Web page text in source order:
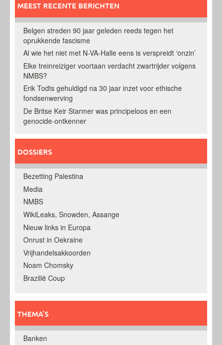
MEEST RECENTE BERICHTEN
Belgen streden 90 jaar geleden reeds tegen het
oprukkende fascisme
Al wie het niet met N-VA-Halle eens is verspreidt ‘onzin’
Elke treinreiziger voortaan verdacht zwartrijder volgens
NMBS?
Erik Todts gehuldigd na 30 jaar inzet voor ethische
fondsenwerving
De Britse Keir Starmer was principeloos en een
genocide-ontkenner
DOSSIERS
Bezetting Palestina
Media
NMBS
WikiLeaks, Snowden, Assange
Nieuw links in Europa
Onrust in Oekraine
Vrijhandelsakkoorden
Noam Chomsky
Brazilië Coup
THEMA’S
Banken